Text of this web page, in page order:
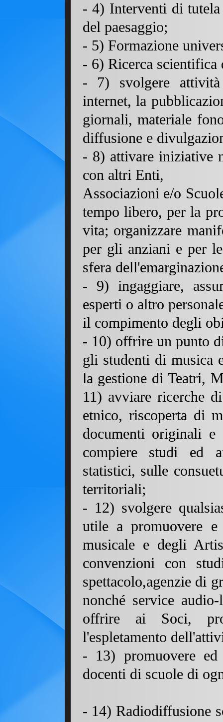
- 4) Interventi di
del paesaggio;
- 5) Formazione
- 6) Ricerca scientifica
- 7) svolgere
internet, la
giornali, materiale
diffusione e
- 8) attivare iniziative
con altri Enti,
Associazioni e/o
tempo libero, per la
vita; organizzare
per gli anziani e per
sfera
- 9) ingaggiare,
esperti o altro
il compimento degli
- 10) offrire un punto
gli studenti di musica
la gestione di
11) avviare ricerche
etnico, riscoperta di
documenti originali e
compiere studi ed
statistici, sulle
territoriali;
- 12) svolgere
utile a promuovere
musicale e degli
convenzioni con
spettacolo,agenzie di
nonché service
offrire ai Soci,
l'espletamento
- 13) promuovere ed
docenti di
- 14) Radiodiffusione